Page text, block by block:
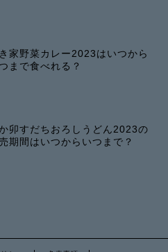
家野菜カレー2023はいつから
まで食べれる？
卯すだちおろしうどん2023の
期間はいつからいつまで？